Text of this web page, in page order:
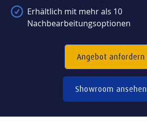
Erhältlich mit mehr als 10
Nachbearbeitungsoptionen
Angebot anfordern
Showroom ansehen